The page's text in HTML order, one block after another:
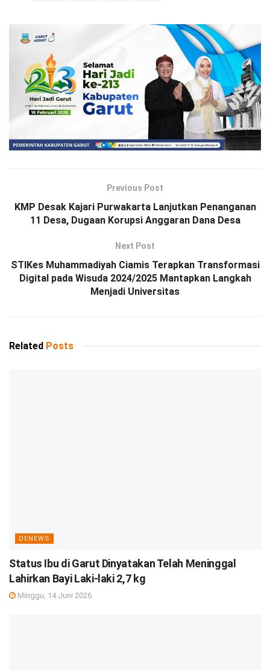
Previous Post
KMP Desak Kajari Purwakarta Lanjutkan Penanganan
11 Desa, Dugaan Korupsi Anggaran Dana Desa
Next Post
STIKes Muhammadiyah Ciamis Terapkan Transformasi
Digital pada Wisuda 2024/2025 Mantapkan Langkah
Menjadi Universitas
Related Posts
DENEWS
Status Ibu di Garut Dinyatakan Telah Meninggal
Lahirkan Bayi Laki-laki 2,7 kg
Minggu, 14 Juni 2026